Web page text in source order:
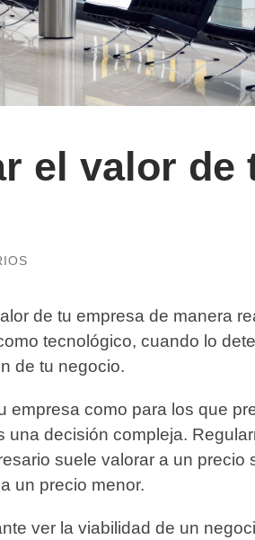
el valor de
de tu empresa de manera
tecnológico, cuando lo
de tu negocio.
empresa como para los que
una decisión compleja.
suele valorar a un precio
un precio menor.
ver la viabilidad de un